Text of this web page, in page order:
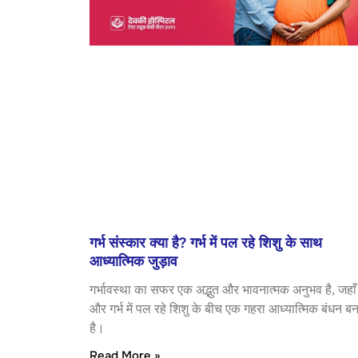
गर्भ संस्कार क्या है? गर्भ में पल रहे शिशु के साथ
आध्यात्मिक जुड़ाव
गर्भावस्था का सफर एक अद्भुत और भावनात्मक अनुभव है, जहाँ
और गर्भ में पल रहे शिशु के बीच एक गहरा आध्यात्मिक बंधन
है।